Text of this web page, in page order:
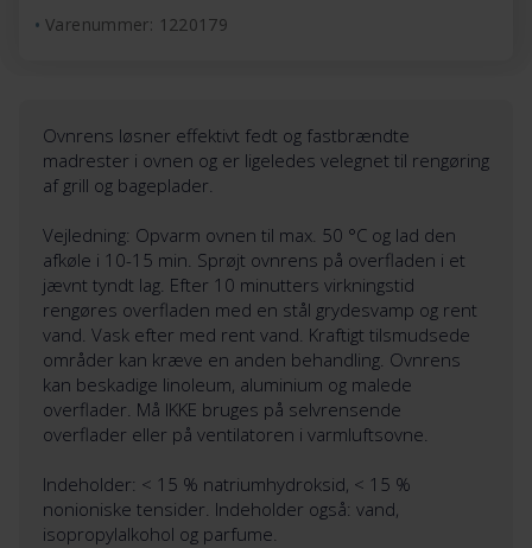
Varenummer: 1220179
Ovnrens løsner effektivt fedt og fastbrændte
madrester i ovnen og er ligeledes velegnet til rengøring
af grill og bageplader.
Vejledning: Opvarm ovnen til max. 50 °C og lad den
afkøle i 10-15 min. Sprøjt ovnrens på overfladen i et
jævnt tyndt lag. Efter 10 minutters virkningstid
rengøres overfladen med en stål grydesvamp og rent
vand. Vask efter med rent vand. Kraftigt tilsmudsede
områder kan kræve en anden behandling. Ovnrens
kan beskadige linoleum, aluminium og malede
overflader. Må IKKE bruges på selvrensende
overflader eller på ventilatoren i varmluftsovne.
Indeholder: < 15 % natriumhydroksid, < 15 %
nonioniske tensider. Indeholder også: vand,
isopropylalkohol og parfume.